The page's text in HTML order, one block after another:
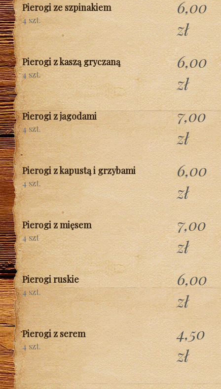
Pierogi ze szpinakiem
4 szt.
6,00
zł
Pierogi z kaszą gryczaną
4 szt.
6,00
zł
Pierogi z jagodami
4 szt.
7,00
zł
Pierogi z kapustą i grzybami
4 szt.
6,00
zł
Pierogi z mięsem
4 szt
7,00
zł
Pierogi ruskie
4 szt.
6,00
zł
Pierogi z serem
4 szt.
4,50
zł